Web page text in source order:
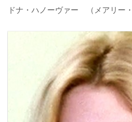
ドナ・ハノーヴァー （メアリー